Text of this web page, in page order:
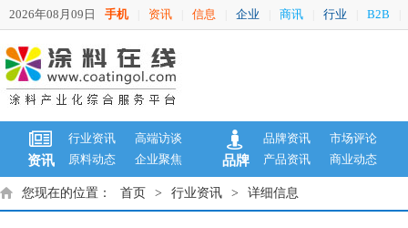
2026年08月09日 手机 资讯 信息 企业 商讯 行业 B2B
资讯
行业资讯
高端访谈
原料动态
企业聚焦 品牌
品牌资讯
市场评论
产品资讯
商业动态
您现在的位置： 首页 > 行业资讯 > 详细信息